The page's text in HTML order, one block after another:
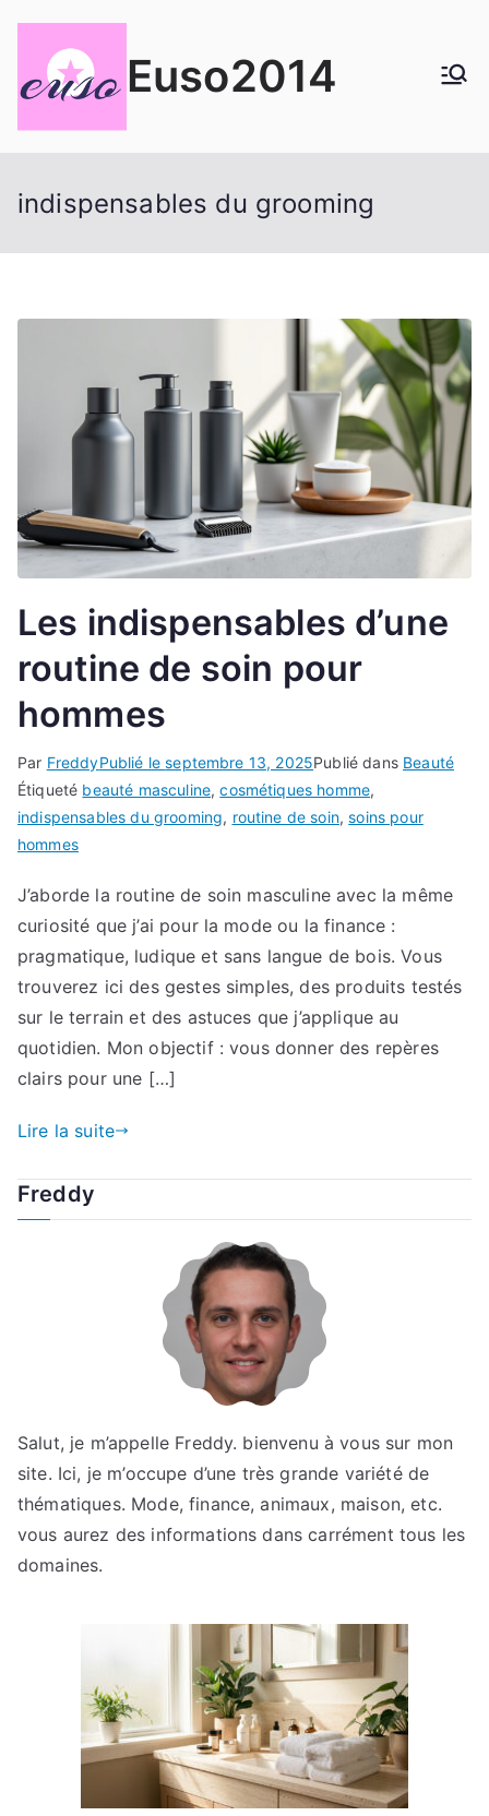
contenu
Euso2014
indispensables du grooming
Les indispensables d’une
routine de soin pour
hommes
Par FreddyPublié leseptembre 13, 2025Publié dans Beauté
Étiqueté beauté masculine,cosmétiques homme,
indispensables du grooming, routine de soin,soins pour
hommes
J’aborde la routine de soin masculine avec la même
curiosité que j’ai pour la mode ou la finance :
pragmatique, ludique et sans langue de bois. Vous
trouverez ici des gestes simples, des produits testés
sur le terrain et des astuces que j’applique au
quotidien. Mon objectif : vous donner des repères
clairs pour une […]
Lire la suite
Freddy
Salut, je m’appelle Freddy. bienvenu à vous sur mon
site. Ici, je m’occupe d’une très grande variété de
thématiques. Mode, finance, animaux, maison, etc.
vous aurez des informations dans carrément tous les
domaines.